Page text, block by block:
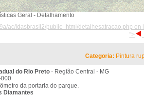
Geral - Detalhamento
ac/idasbrasil2/public_html/detalhesatracao.php on
">
Categoria: Pintura
do Rio Preto- Região Central - MG
da portaria do parque.
Diamantes